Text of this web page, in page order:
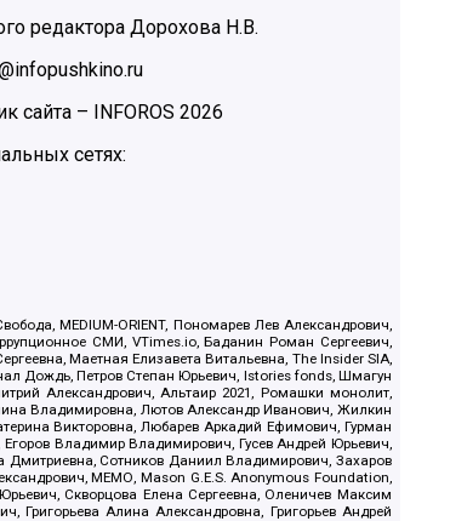
редактора Дорохова Н.В.
сайта – INFOROS 2026
сетях:
MEDIUM-ORIENT, Пономарев Лев Александрович,
СМИ, VTimes.io, Баданин Роман Сергеевич,
Маетная Елизавета Витальевна, The Insider SIA,
Дождь, Петров Степан Юрьевич, Istories fonds, Шмагун
Александрович, Альтаир 2021, Ромашки монолит,
Владимировна, Лютов Александр Иванович, Жилкин
Викторовна, Любарев Аркадий Ефимович, Гурман
Владимир Владимирович, Гусев Андрей Юрьевич,
Дмитриевна, Сотников Даниил Владимирович, Захаров
МЕМО, Mason G.E.S. Anonymous Foundation,
Скворцова Елена Сергеевна, Оленичев Максим
Григорьева Алина Александровна, Григорьев Андрей